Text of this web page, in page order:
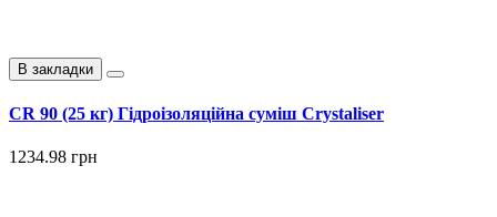
В закладки
CR 90 (25 кг) Гідроізоляційна суміш Crystaliser
1234.98 грн